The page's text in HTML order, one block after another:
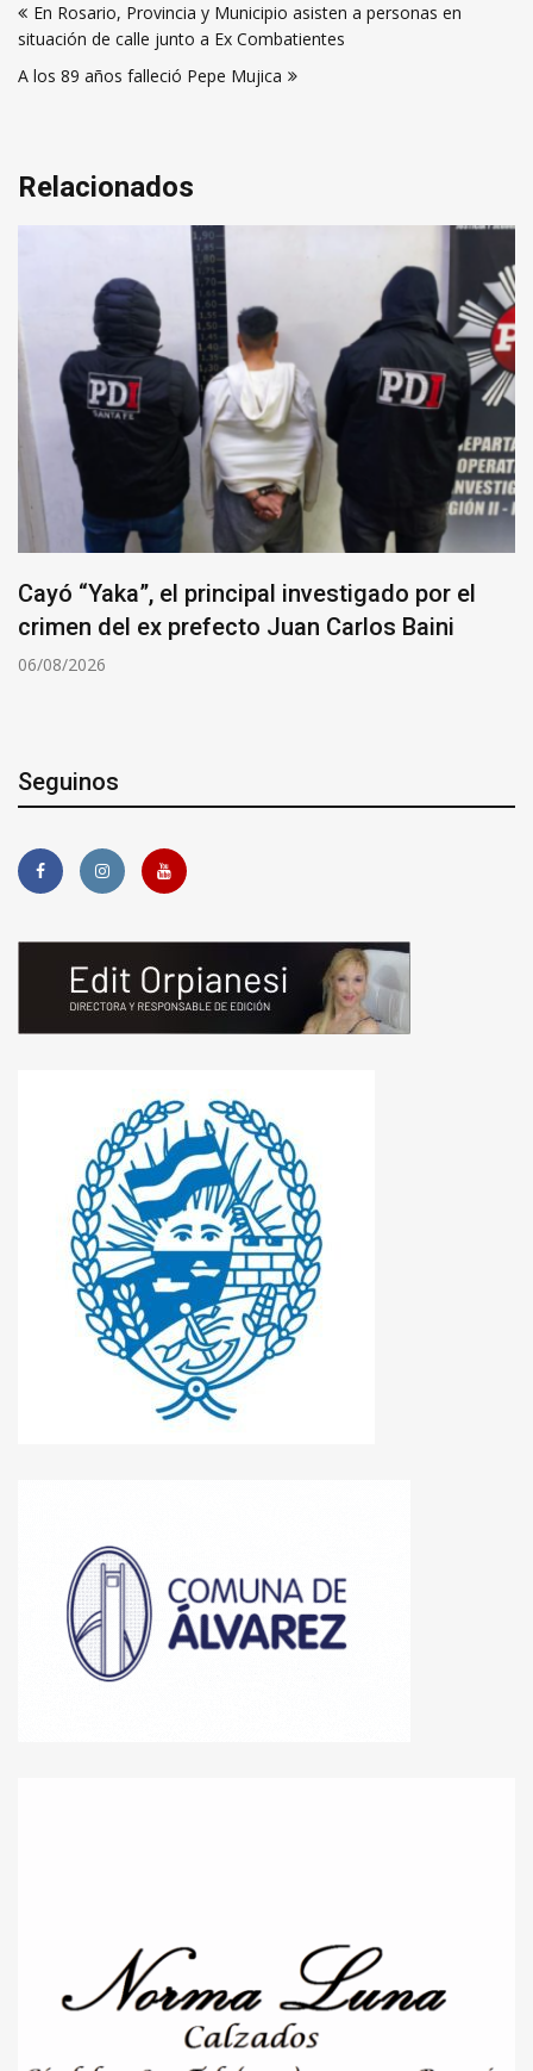
de
entradas
En Rosario, Provincia y Municipio asisten a personas en
situación de calle junto a Ex Combatientes
A los 89 años falleció Pepe Mujica
Relacionados
Cayó “Yaka”, el principal investigado por el
crimen del ex prefecto Juan Carlos Baini
06/08/2026
Seguinos